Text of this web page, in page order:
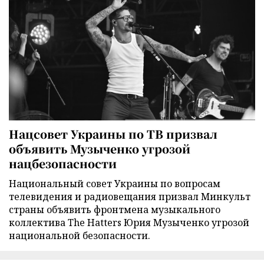
Нацсовет Украины по ТВ призвал
объявить Музыченко угрозой
нацбезопасности
Национальный совет Украины по вопросам
телевидения и радиовещания призвал Минкульт
страны объявить фронтмена музыкального
коллектива The Hatters Юрия Музыченко угрозой
национальной безопасности.